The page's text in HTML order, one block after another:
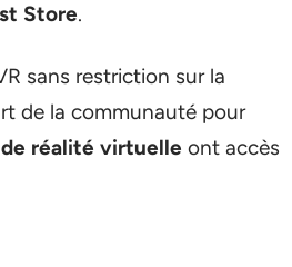
Store.
sans restriction sur la
de la communauté pour
réalité virtuelle ont accès